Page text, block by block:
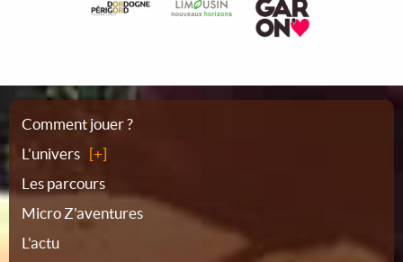
Plan
du
site
Comment jouer ?
L’univers
Les parcours
Micro Z'aventures
L'actu